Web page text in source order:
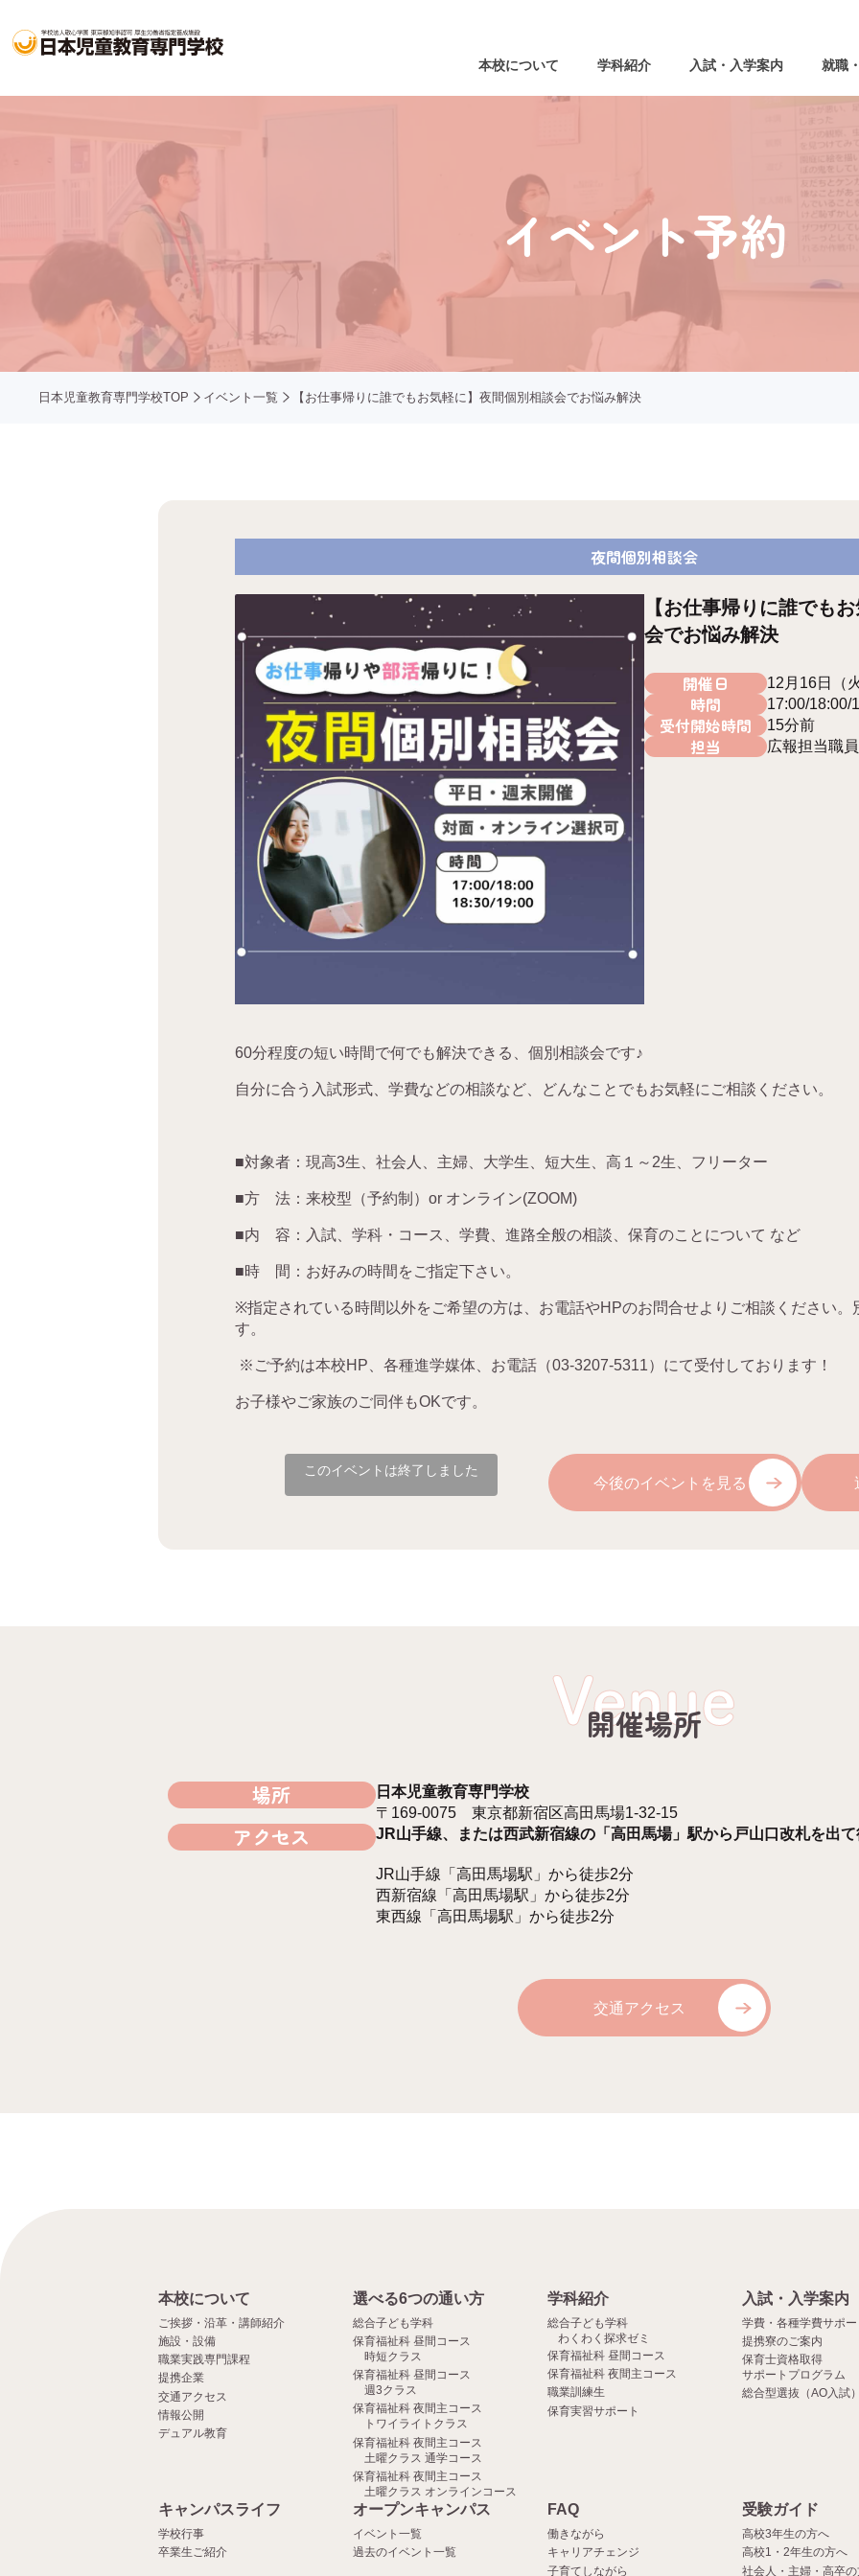
本校について 学科紹介 入試・入学案内 就職
イベント予約
日本児童教育専門学校TOP イベント一覧 【お仕事帰りに誰でもお気軽に】夜間個別相談会でお悩み解決
夜間個別相談会
【お仕事帰りに誰でも
会でお悩み解決
開催日 12月16日（
時間 17:00/18:00/
受付開始時間 15分前
担当 広報担当職員
60分程度の短い時間で何でも解決できる、個別相談会です♪
自分に合う入試形式、学費などの相談など、どんなことでもお気軽にご相談ください。
■対象者：現高3生、社会人、主婦、大学生、短大生、高１～ 2生、フリーター
■方 法：来校型（予約制） or オンライン(ZOOM)
■内 容：入試、学科・コース、学費、進路全般の相談、保育のことについて など
■時 間：お好みの時間をご指定下さい。
※指定されている時間以外をご希望の方は、お電話やHPのお問合せよりご相談ください。
す。
※ご予約は本校HP、各種進学媒体、お電話（03-3207-5311）にて受付しております！
お子様やご家族のご同伴もOKです。
このイベントは終了しました
今後のイベントを見る
Venue
開催場所
場所
日本児童教育専門学校
〒169-0075 東京都新宿区高田馬場1-32-15
アクセス JR山手線、または西武新宿線の「高田馬場」駅から戸山口改札を出
JR山手線「高田馬場駅」から徒歩2分
西新宿線「高田馬場駅」から徒歩2分
東西線「高田馬場駅」から徒歩2分
交通アクセス
本校について
ご挨拶・沿革・講師紹介
施設・設備
職業実践専門課程
提携企業
交通アクセス
情報公開
デュアル教育
選べる6つの通い方
総合子ども学科
保育福祉科 昼間コース
時短クラス
保育福祉科 昼間コース
週3クラス
保育福祉科 夜間主コース
トワイライトクラス
保育福祉科 夜間主コース
土曜クラス 通学コース
保育福祉科 夜間主コース
土曜クラス オンラインコース
学科紹介
総合子ども学科
わくわく探求ゼミ
保育福祉科 昼間コース
保育福祉科 夜間主コース
職業訓練生
保育実習サポート
入試・入学案内
学費・各種学費サポー
提携寮のご案内
保育士資格取得
サポートプログラム
総合型選抜（AO入試
キャンパスライフ
学校行事
卒業生ご紹介
オープンキャンパス
イベント一覧
過去のイベント一覧
FAQ
働きながら
キャリアチェンジ
子育てしながら
受験ガイド
高校3年生の方へ
高校1・2年生の方へ
社会人・主婦・高卒の